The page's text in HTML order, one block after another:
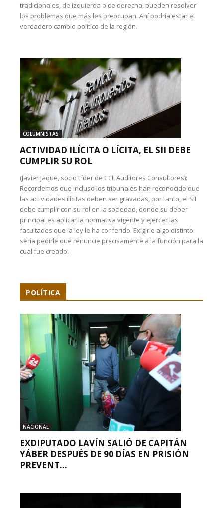
tradicionales, de izquierda o de derecha, pueden resolver
los problemas que más les preocupan. Ahí podría estar el
verdadero cambio político de la región.
COLUMNISTAS
ACTIVIDAD ILÍCITA O LÍCITA, EL SII DEBE
CUMPLIR SU ROL
(Javier Jaque, socio Líder de CCL Auditores Consultores):
Recordemos que incluso los tribunales han reconocido que
las actividades ilícitas deben ser gravadas, por tanto, el SII
debe cumplir con su rol en la sociedad, donde su deber
principal es aplicar la normativa vigente y ejercer las
facultades que la ley le ha conferido. Exigirle algo distinto
sería pedirle que renuncie precisamente a la función para la
cual fue creado.
POLÍTICA
NACIONAL
EXDIPUTADO LAVÍN SALIÓ DE CAPITÁN
YÁBER DESPUÉS DE 90 DÍAS EN PRISIÓN
PREVENT...